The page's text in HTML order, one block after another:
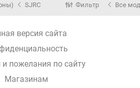
SJRC Фильтр Все
версия сайта
пожелания по сайту
Магазинам